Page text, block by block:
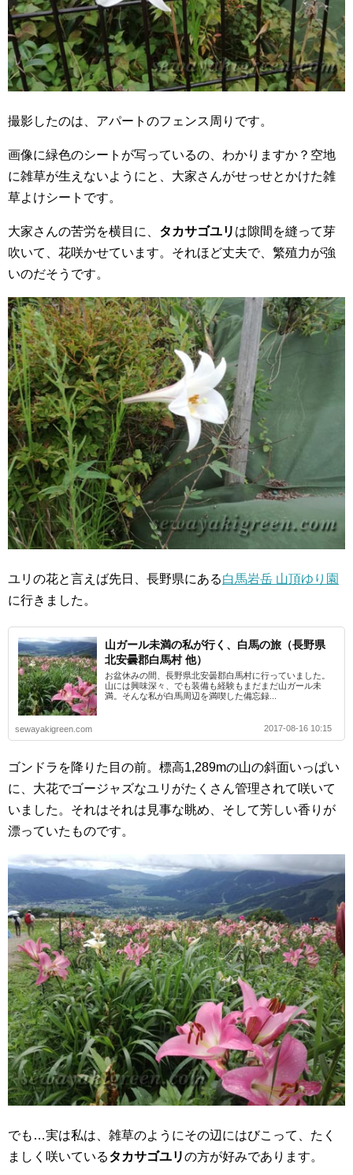
撮影したのは、アパートのフェンス周りです。
画像に緑色のシートが写っているの、わかりますか？空地
に雑草が生えないようにと、大家さんがせっせとかけた雑
草よけシートです。
大家さんの苦労を横目に、 タカサゴユリ は隙間を縫って芽
吹いて、花咲かせています。それほど丈夫で、繁殖力が強
いのだそうです。
ユリの花と言えば先日、長野県にある白馬岩岳 山頂ゆり園
に行きました。
山ガール未満の私が行く、白馬の旅（長野県
北安曇郡白馬村 他）
お盆休みの間、長野県北安曇郡白馬村に行っていました。
山には興味深々、でも装備も経験もまだまだ山ガール未
満。そんな私が白馬周辺を満喫した備忘録...
sewayakigreen.com 2017-08-16 10:15
ゴンドラを降りた目の前。標高1,289mの山の斜面いっぱい
に、大花でゴージャズなユリがたくさん管理されて咲いて
いました。それはそれは見事な眺め、そして芳しい香りが
漂っていたものです。
でも…実は私は、雑草のようにその辺にはびこって、たく
ましく咲いているタカサゴユリの方が好みであります。